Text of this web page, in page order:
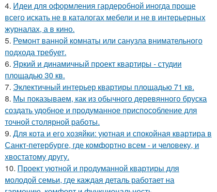
4. Идеи для оформления гардеробной иногда проще
всего искать не в каталогах мебели и не в интерьерных
журналах, а в кино.
5. Ремонт ванной комнаты или санузла внимательного
подхода требует.
6. Яркий и динамичный проект квартиры - студии
площадью 30 кв.
7. Эклектичный интерьер квартиры площадью 71 кв.
8. Мы показываем, как из обычного деревянного бруска
создать удобное и продуманное приспособление для
точной столярной работы.
9. Для кота и его хозяйки: уютная и спокойная квартира в
Санкт-петербурге, где комфортно всем - и человеку, и
хвостатому другу.
10. Проект уютной и продуманной квартиры для
молодой семьи, где каждая деталь работает на